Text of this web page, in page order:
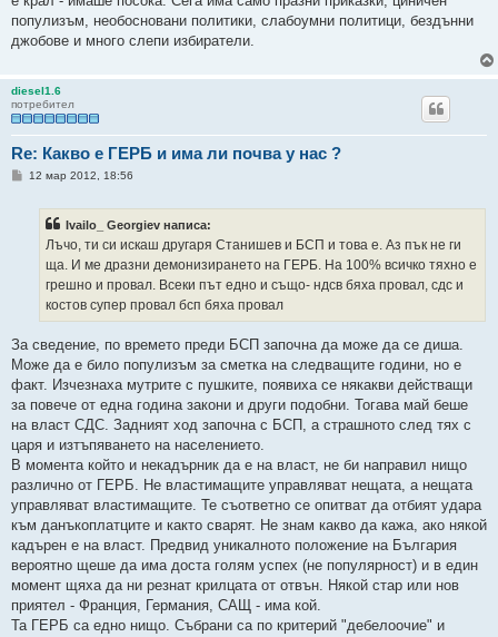
популизъм, необосновани политики, слабоумни политици, бездънни
джобове и много слепи избиратели.
diesel1.6
потребител
Re: Какво е ГЕРБ и има ли почва у нас ?
М12 мар 2012, 18:56
Ivailo_ Georgiev написа:
Лъчо, ти си искаш другаря Станишев и БСП и това е. Аз пък не ги
ща. И ме дразни демонизирането на ГЕРБ. На 100% всичко тяхно е
грешно и провал. Всеки път едно и също- ндсв бяха провал, сдс и
костов супер провал бсп бяха провал
За сведение, по времето преди БСП започна да може да се диша.
Може да е било популизъм за сметка на следващите години, но е
факт. Изчезнаха мутрите с пушките, появиха се някакви действащи
за повече от една година закони и други подобни. Тогава май беше
на власт СДС. Задният ход започна с БСП, а страшното след тях с
царя и изтъпяването на населението.
В момента който и некадърник да е на власт, не би направил нищо
различно от ГЕРБ. Не властимащите управляват нещата, а нещата
управляват властимащите. Те съответно се опитват да отбият удара
към данъкоплатците и както сварят. Не знам какво да кажа, ако някой
кадърен е на власт. Предвид уникалното положение на България
вероятно щеше да има доста голям успех (не популярност) и в един
момент щяха да ни резнат крилцата от отвън. Някой стар или нов
приятел - Франция, Германия, САЩ - има кой.
Та ГЕРБ са едно нищо. Събрани са по критерий "дебелоочие" и